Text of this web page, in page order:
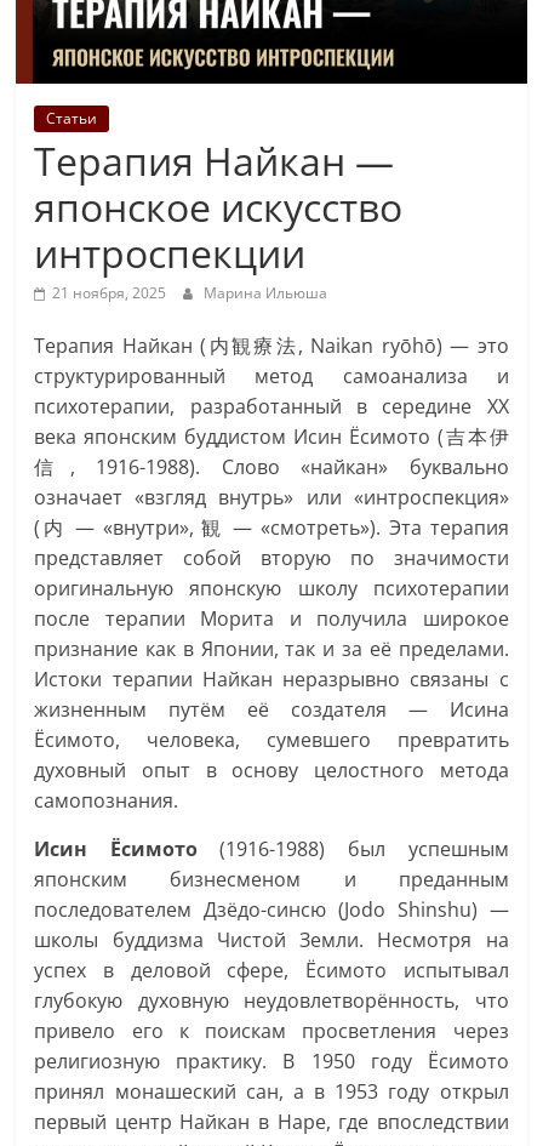
Статьи
Терапия Найкан —
японское искусство
интроспекции
21 ноября, 2025 Марина Ильюша
Терапия Найкан (内観療法, Naikan ryōhō) — это
структурированный метод самоанализа и
психотерапии, разработанный в середине XX
века японским буддистом Исин Ёсимото (吉本伊
信, 1916-1988). Слово «найкан» буквально
означает «взгляд внутрь» или «интроспекция»
(内 — «внутри», 観 — «смотреть»). Эта терапия
представляет собой вторую по значимости
оригинальную японскую школу психотерапии
после терапии Морита и получила широкое
признание как в Японии, так и за её пределами.
Истоки терапии Найкан неразрывно связаны с
жизненным путём её создателя — Исина
Ёсимото, человека, сумевшего превратить
духовный опыт в основу целостного метода
самопознания.
Исин Ёсимото(1916-1988) был успешным
японским бизнесменом и преданным
последователем Дзёдо-синсю (Jodo Shinshu) —
школы буддизма Чистой Земли. Несмотря на
успех в деловой сфере, Ёсимото испытывал
глубокую духовную неудовлетворённость, что
привело его к поискам просветления через
религиозную практику. В 1950 году Ёсимото
принял монашеский сан, а в 1953 году открыл
первый центр Найкан в Наре, где впоследствии